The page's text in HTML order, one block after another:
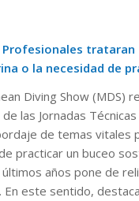
Profesionales
o la necesidad de
Diving Show (MDS)
las Jornadas
de temas vitales
practicar un buceo
años pone de
En este sentido,